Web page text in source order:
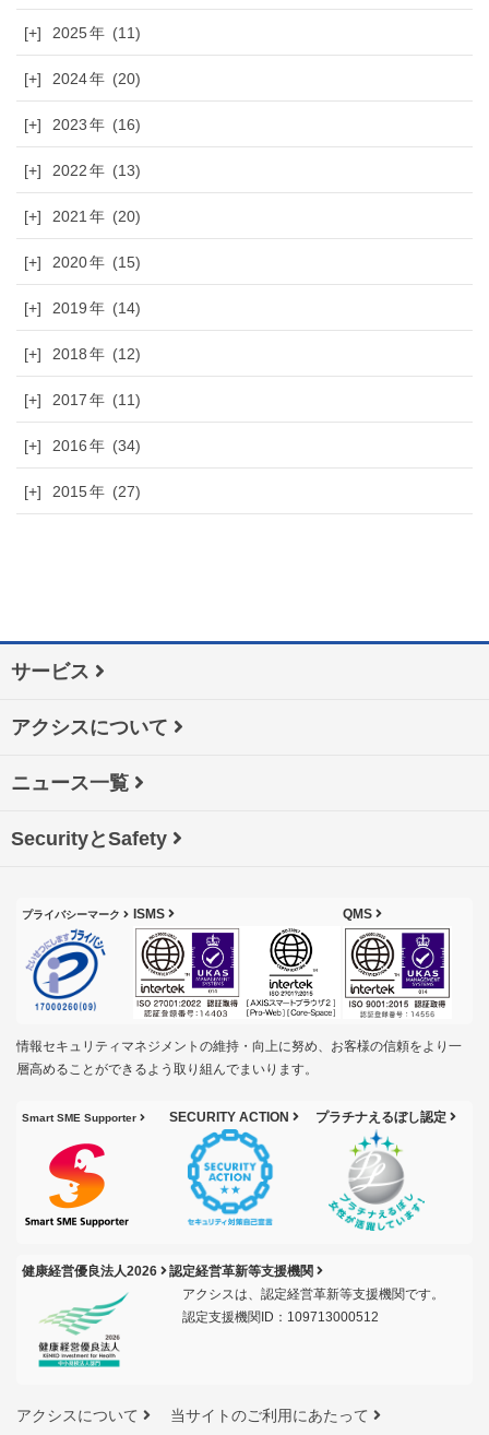
[+] 2025 (11)
[+] 2024 (20)
[+] 2023 (16)
[+] 2022 (13)
[+] 2021 (20)
[+] 2020 (15)
[+] 2019 (14)
[+] 2018 (12)
[+] 2017 (11)
[+] 2016 (34)
[+] 2015 (27)
サービス
アクシスについて
ニュース一覧
SecurityとSafety
プライバシーマーク ISMS QMS
情報セキュリティマネジメントの維持・向上に努め、お客様の信頼をより一
層高めることができるよう取り組んでまいります。
Smart SME Supporter SECURITY ACTION プラチナえるぼし認定
健康経営優良法人2026
認定経営革新等支援機関
アクシスは、認定経営革新等支援機関です。
認定支援機関ID：109713000512
アクシスについて 当サイトのご利用にあたって